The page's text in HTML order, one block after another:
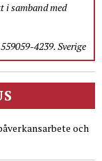
samband med
4239. Sverige
och